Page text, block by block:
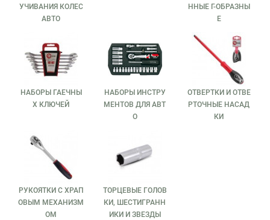
УЧИВАНИЯ КОЛЕС
АВТО
ННЫЕ Г-ОБРАЗНЫ
Е
НАБОРЫ ГАЕЧНЫ
Х КЛЮЧЕЙ
НАБОРЫ ИНСТРУ
МЕНТОВ ДЛЯ АВТ
О
ОТВЕРТКИ И ОТВЕ
РТОЧНЫЕ НАСАД
КИ
РУКОЯТКИ С ХРАП
ОВЫМ МЕХАНИЗМ
ОМ
ТОРЦЕВЫЕ ГОЛОВ
КИ, ШЕСТИГРАНН
ИКИ И ЗВЕЗДЫ